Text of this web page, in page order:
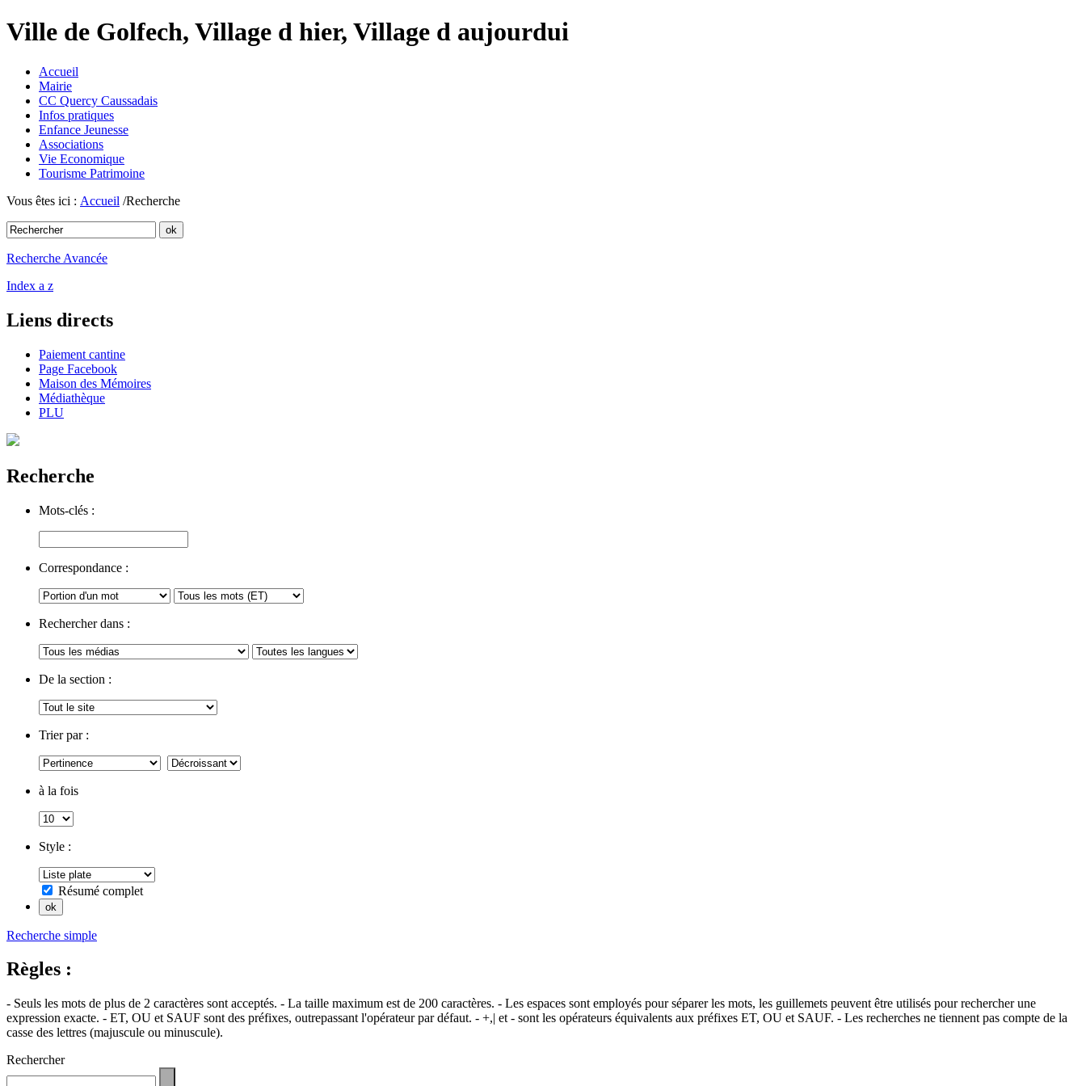
Ville de Golfech, Village d hier, Village d aujourdui
Accueil
Mairie
CC Quercy Caussadais
Infos pratiques
Enfance Jeunesse
Associations
Vie Economique
Tourisme Patrimoine
Vous êtes ici : Accueil /Recherche
Recherche Avancée
Index a z
Liens directs
Paiement cantine
Page Facebook
Maison des Mémoires
Médiathèque
PLU
Recherche
Mots-clés :
Correspondance :
Rechercher dans :
De la section :
Trier par :
à la fois
Style :
Résumé complet
Recherche simple
Règles :
- Seuls les mots de plus de 2 caractères sont acceptés. - La taille maximum est de 200 caractères. - Les espaces sont employés pour séparer les mots, les guillemets peuvent être utilisés pour rechercher une
expression exacte. - ET, OU et SAUF sont des préfixes, outrepassant l'opérateur par défaut. - +,| et - sont les opérateurs équivalents aux préfixes ET, OU et SAUF. - Les recherches ne tiennent pas compte de la
casse des lettres (majuscule ou minuscule).
Rechercher